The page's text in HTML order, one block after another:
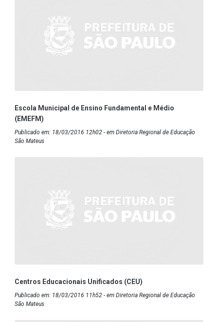
Escola Municipal de Ensino Fundamental e Médio
(EMEFM)
Publicado em: 18/03/2016 12h02 - em Diretoria Regional de Educação
São Mateus
Centros Educacionais Unificados (CEU)
Publicado em: 18/03/2016 11h52 - em Diretoria Regional de Educação
São Mateus